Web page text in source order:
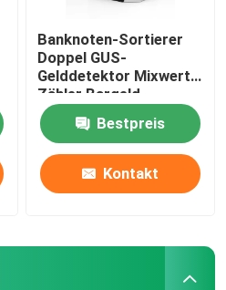
Banknoten-Sortierer
Doppel GUS-
Gelddetektor Mixwert
Zähler Bargeld
Zählmaschine Geld
Bestpreis
Kontakt